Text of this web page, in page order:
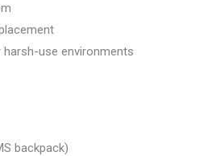
use environments
backpack)